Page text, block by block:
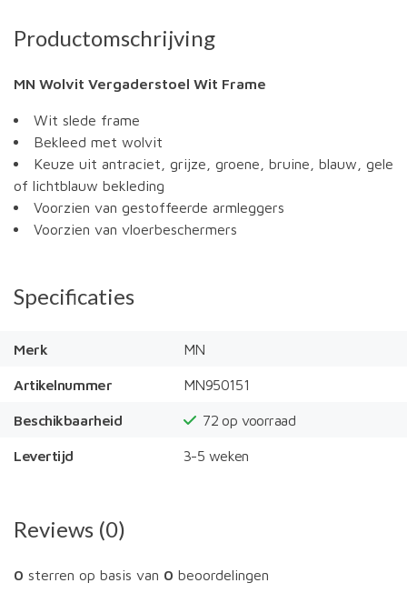
Productomschrijving
MN Wolvit Vergaderstoel Wit Frame
Wit slede frame
Bekleed met wolvit
Keuze uit antraciet, grijze, groene, bruine, blauw, gele
of lichtblauw bekleding
Voorzien van gestoffeerde armleggers
Voorzien van vloerbeschermers
Specificaties
Merk MN
Artikelnummer MN950151
Beschikbaarheid 72 op voorraad
Levertijd 3-5 weken
Reviews (0)
0 sterren op basis van 0 beoordelingen